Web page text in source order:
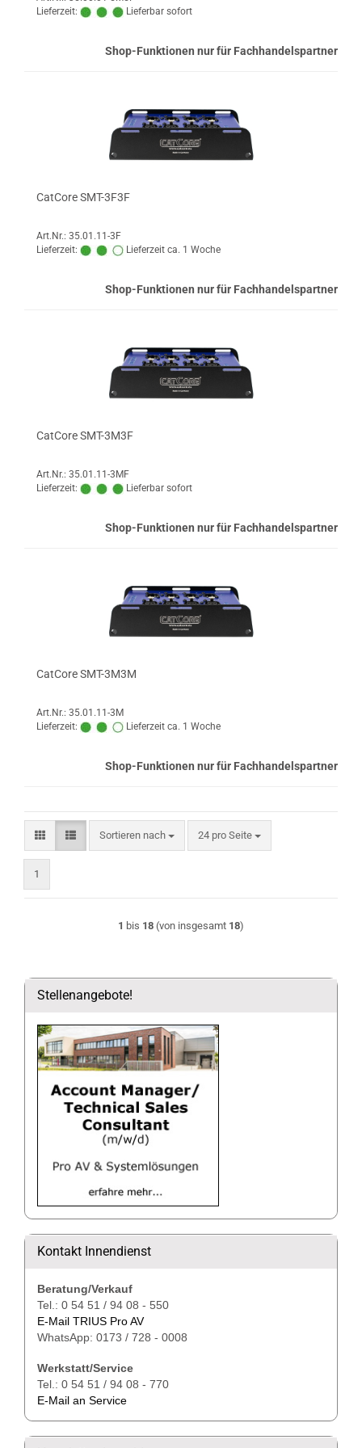
Lieferzeit:
Lieferbar sofort
Shop-Funktionen nur für Fachhandelspartner
CatCore SMT-3F3F
Art.Nr.: 35.01.11-3F
Lieferzeit:
Lieferzeit ca. 1 Woche
Shop-Funktionen nur für Fachhandelspartner
CatCore SMT-3M3F
Art.Nr.: 35.01.11-3MF
Lieferzeit:
Lieferbar sofort
Shop-Funktionen nur für Fachhandelspartner
CatCore SMT-3M3M
Art.Nr.: 35.01.11-3M
Lieferzeit:
Lieferzeit ca. 1 Woche
Shop-Funktionen nur für Fachhandelspartner
Sortieren nach
Sortieren nach 24 pro Seite
pro Seite
1
1 bis 18 (von insgesamt 18)
Stellenangebote!
Kontakt Innendienst
Beratung/Verkauf
Tel.: 0 54 51 / 94 08 - 550
E-Mail TRIUS Pro AV
WhatsApp: 0173 / 728 - 0008
Werkstatt/Service
Tel.: 0 54 51 / 94 08 - 770
E-Mail an Service